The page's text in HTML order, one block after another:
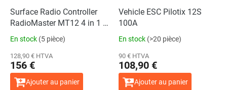
Surface Radio Controller
RadioMaster MT12 4 in 1 +
R85C
En stock (5 pièce)
128,90 € HTVA
156 €
Ajouter au panier
Vehicle ESC Pilotix 12S
100A
En stock (>20 pièce)
90 € HTVA
108,90 €
Ajouter au panier